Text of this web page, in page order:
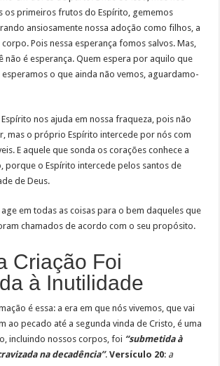
os primeiros frutos do Espírito, gememos
ansiosamente nossa adoção como filhos, a
Pois nessa esperança fomos salvos. Mas,
não é esperança. Quem espera por aquilo que
esperamos o que ainda não vemos, aguardamo-
nos ajuda em nossa fraqueza, pois não
mas o próprio Espírito intercede por nós com
E aquele que sonda os corações conhece a
porque o Espírito intercede pelos santos de
de Deus.
em todas as coisas para o bem daqueles que
chamados de acordo com o seu propósito.
Criação Foi
à Inutilidade
é essa: a era em que nós vivemos, que vai
ao pecado até a segunda vinda de Cristo, é uma
incluindo nossos corpos, foi “submetida à
na decadência”.Versículo 20: a